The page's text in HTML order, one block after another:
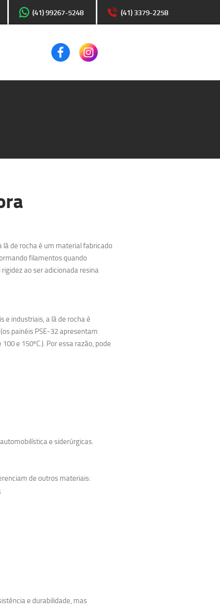
(41) 99267-5248 (41) 3379-2258
de rocha é um material fabricado
filamentos quando
ao ser adicionada resina
e industriais, a lã de rocha é
painéis PSE-32 apresentam
e 150ºC.). Por essa razão, pode
e siderúrgicas.
de outros materiais:
e durabilidade, mas